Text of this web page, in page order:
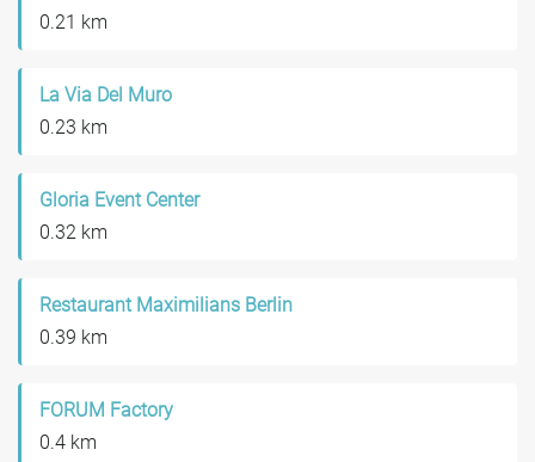
0.21 km
La Via Del Muro
0.23 km
Gloria Event Center
0.32 km
Restaurant Maximilians Berlin
0.39 km
FORUM Factory
0.4 km